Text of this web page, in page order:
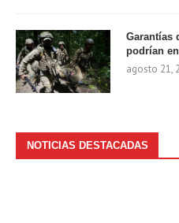
Garantías
podrían
agosto 21,
NOTICIAS DESTACADAS